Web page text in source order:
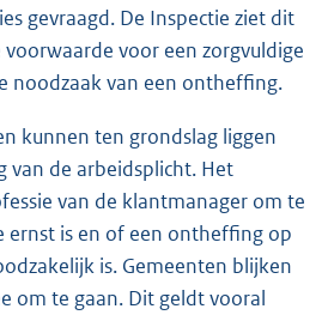
gevraagd. De Inspectie ziet dit
voor een zorgvuldige
noodzaak van een ontheffing.
kunnen ten grondslag liggen
van de arbeidsplicht. Het
van de klantmanager om te
ernst is en of een ontheffing op
is. Gemeenten blijken
om te gaan. Dit geldt vooral